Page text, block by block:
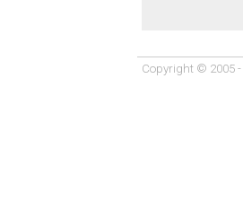
Copyright © 2005 -